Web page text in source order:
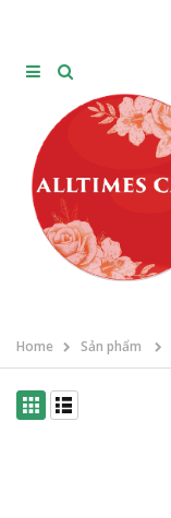
Home Sản phẩm